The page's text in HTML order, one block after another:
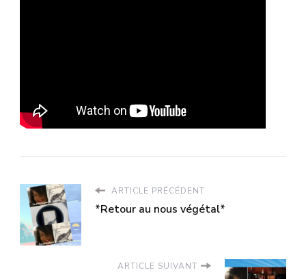
ARTICLE PRÉCÉDENT
*Retour au nous végétal*
ARTICLE SUIVANT